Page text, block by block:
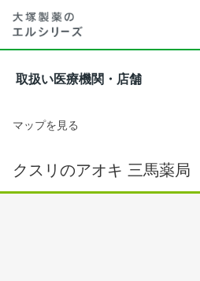
取扱い医療機関・店舗
マップを見る
クスリのアオキ 三馬薬局